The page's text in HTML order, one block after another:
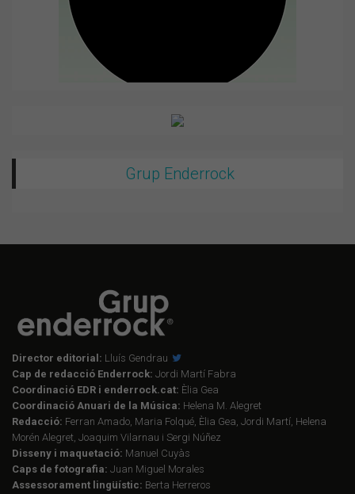
Grup Enderrock
Director editorial: Lluís Gendrau
Cap de redacció Enderrock: Jordi Martí Fabra
Coordinació EDR i enderrock.cat: Èlia Gea
Coordinació Anuari de la Música: Helena M. Alegret
Redacció: Ferran Amado, Maria Folqué, Èlia Gea, Jordi Martí, Helena
Morén Alegret, Joaquim Vilarnau i Sergi Núñez
Disseny i maquetació: Manuel Cuyàs
Caps de fotografia: Juan Miguel Morales
Assessorament lingüístic: Berta Herreros